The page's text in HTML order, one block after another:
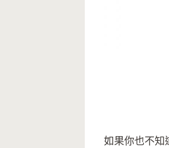
如果你也不知